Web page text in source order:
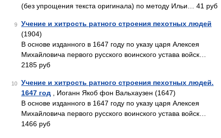
(без упрощения текста оригинала) по методу Ильи… 41 руб
9
Учение и хитрость ратного строения пехотных людей
(1904)
В основе изданного в 1647 году по указу царя Алексея
Михайловича первого русского воинского устава войск…
2185 руб
10
Учение и хитрость ратного строения пехотных людей.
1647 год , Иоганн Якоб фон Вальхаузен (1647)
В основе изданного в 1647 году по указу царя Алексея
Михайловича первого русского воинского устава войск…
1466 руб